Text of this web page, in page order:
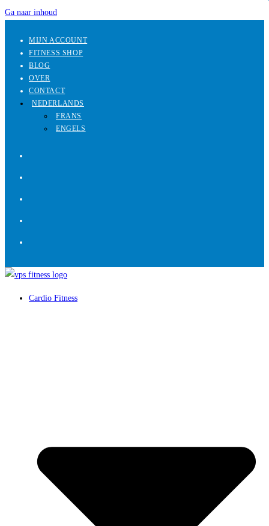
Ga naar inhoud
MIJN ACCOUNT
FITNESS SHOP
BLOG
OVER
CONTACT
NEDERLANDS
FRANS
ENGELS
Cardio Fitness